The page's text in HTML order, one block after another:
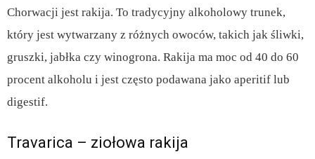
Chorwacji jest rakija. To tradycyjny alkoholowy trunek,
który jest wytwarzany z różnych owoców, takich jak śliwki,
gruszki, jabłka czy winogrona. Rakija ma moc od 40 do 60
procent alkoholu i jest często podawana jako aperitif lub
digestif.
Travarica – ziołowa rakija